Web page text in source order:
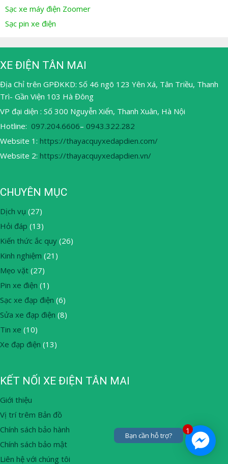
Sạc xe máy điện Zoomer
Sạc pin xe điện
XE ĐIỆN TÂN MAI
Địa Chỉ trên GPĐKKD: Số 46 ngõ 123 Yên Xá, Tân Triều, Thanh
Trì- Gần Viện 103 Hà Đông
VP đại diện : Số 300 Nguyễn Xiển, Thanh Xuân, Hà Nội
Hotline: 097.204.6606– 0943.322.282
Website 1: https://thayacquyxedapdien.com/
Website 2: https://thayacquyxedapdien.vn/
CHUYÊN MỤC
Dịch vụ (27)
Hỏi đáp (13)
Kiến thức ắc quy (26)
Kinh nghiệm (21)
Mẹo vặt (27)
Pin xe điện (1)
Sạc xe đạp điện (6)
Sửa xe đạp điện (8)
Tin xe (10)
Xe đạp điện (13)
KẾT NỐI XE ĐIỆN TÂN MAI
Giới thiệu
Vị trí trêm Bản đồ
Chính sách bảo hành
Chính sách bảo mật
Liên hệ với chúng tôi
1
Bạn cần hỗ trợ?